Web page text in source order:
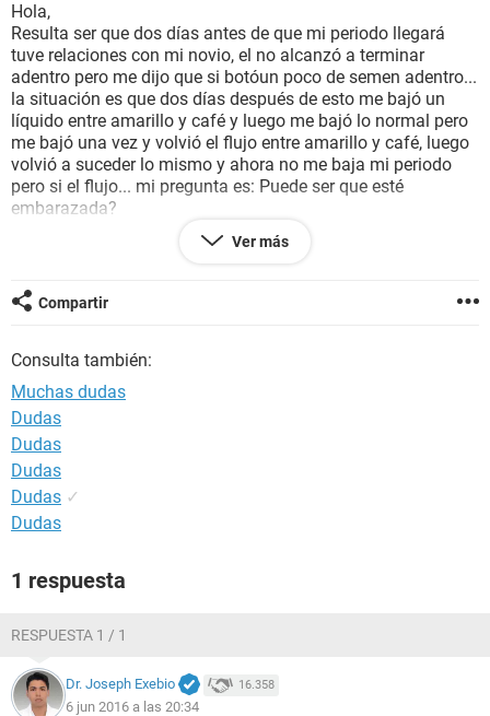
BIENESTAR
SEXUALIDAD
GLOSARIO
Hola,
Resulta ser que dos días antes de que mi periodo llegará
tuve relaciones con mi novio, el no alcanzó a terminar
adentro pero me dijo que si botóun poco de semen adentro...
la situación es que dos días después de esto me bajó un
líquido entre amarillo y café y luego me bajó lo normal pero
me bajó una vez y volvió el flujo entre amarillo y café, luego
volvió a suceder lo mismo y ahora no me baja mi periodo
pero si el flujo... mi pregunta es: Puede ser que esté
embarazada?
Pd. Creo que un punto importante es comentar que el tres de
mayo me operaron de apendicitis y al otro día de la
se si tenga relación con lo que me está pasando,
agradecería una respuesta ya que estoy un poco asustada,
Ver más
Compartir
Consulta también:
Muchas dudas
Dudas
Dudas
Dudas
Dudas ✓
Dudas
1 respuesta
RESPUESTA 1 / 1
Dr. Joseph Exebio 16.358
6 jun 2016 a las 20:34